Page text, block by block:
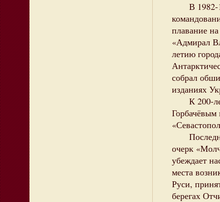
В 1982-
плавание
«Адмирал
летию
собрал
изданиях
К 200-
очерк
убеждает
места
Руси,
берегах